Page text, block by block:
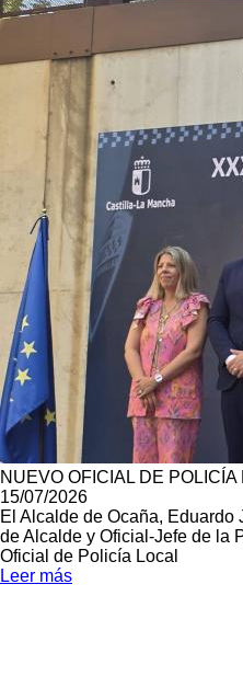
NUEVO OFICIAL DE
15/07/2026
El Alcalde de Ocaña, Eduardo
de Alcalde y Oficial-Jefe de la
Oficial de Policía Local
Leer más